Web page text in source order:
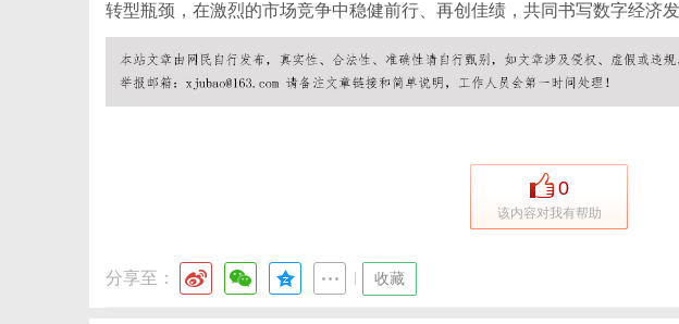
转型瓶颈，在激烈的市场竞争中稳健前行、再创佳绩，共同书写数字经济发
0
该内容对我有帮助
分享至： 收藏